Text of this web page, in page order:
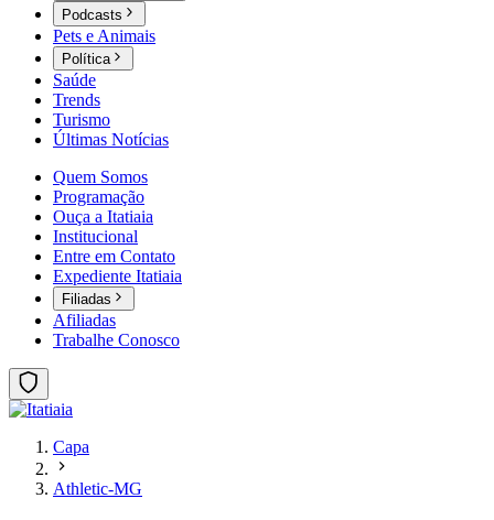
Podcasts
Pets e Animais
Política
Saúde
Trends
Turismo
Últimas Notícias
Quem Somos
Programação
Ouça a Itatiaia
Institucional
Entre em Contato
Expediente Itatiaia
Filiadas
Afiliadas
Trabalhe Conosco
Capa
Athletic-MG